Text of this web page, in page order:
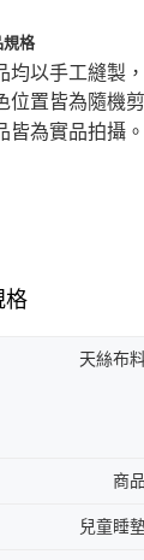
均以手工縫製
位置皆為隨機
皆為實品拍攝
格
天絲布
商
兒童睡